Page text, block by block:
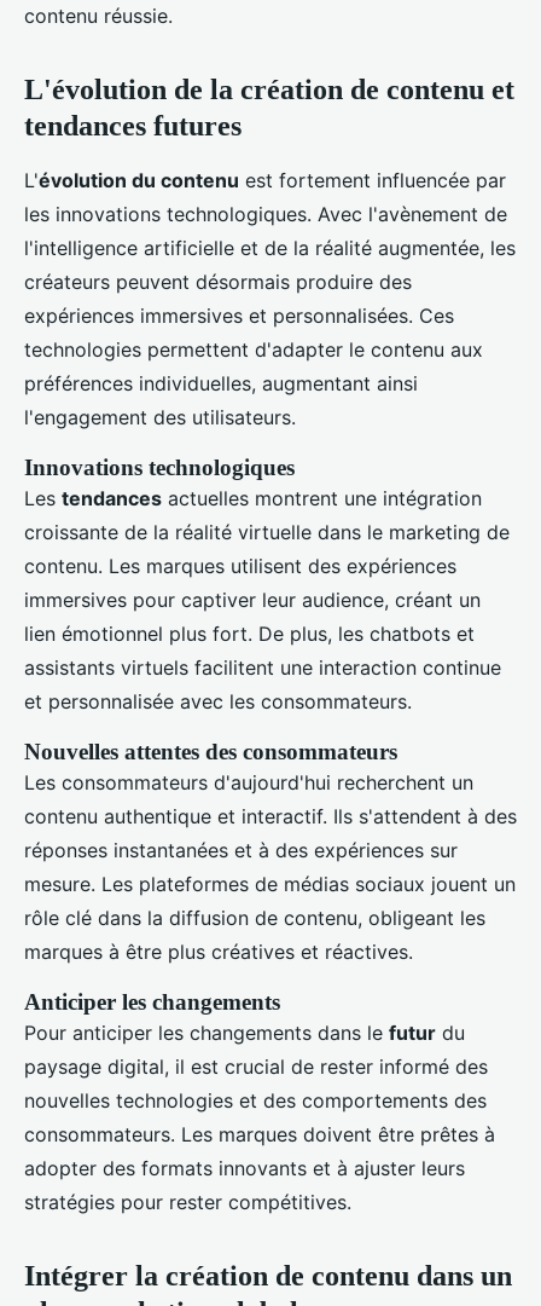
contenu réussie.
L'évolution de la création de contenu et
tendances futures
L'évolution du contenu est fortement influencée par
les innovations technologiques. Avec l'avènement de
l'intelligence artificielle et de la réalité augmentée, les
créateurs peuvent désormais produire des
expériences immersives et personnalisées. Ces
technologies permettent d'adapter le contenu aux
préférences individuelles, augmentant ainsi
l'engagement des utilisateurs.
Innovations technologiques
Les tendances actuelles montrent une intégration
croissante de la réalité virtuelle dans le marketing de
contenu. Les marques utilisent des expériences
immersives pour captiver leur audience, créant un
lien émotionnel plus fort. De plus, les chatbots et
assistants virtuels facilitent une interaction continue
et personnalisée avec les consommateurs.
Nouvelles attentes des consommateurs
Les consommateurs d'aujourd'hui recherchent un
contenu authentique et interactif. Ils s'attendent à des
réponses instantanées et à des expériences sur
mesure. Les plateformes de médias sociaux jouent un
rôle clé dans la diffusion de contenu, obligeant les
marques à être plus créatives et réactives.
Anticiper les changements
Pour anticiper les changements dans le futur du
paysage digital, il est crucial de rester informé des
nouvelles technologies et des comportements des
consommateurs. Les marques doivent être prêtes à
adopter des formats innovants et à ajuster leurs
stratégies pour rester compétitives.
Intégrer la création de contenu dans un